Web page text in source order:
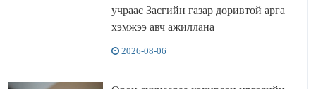
учраас Засгийн газар доривтой арга
хэмжээ авч ажиллана
2026-08-06